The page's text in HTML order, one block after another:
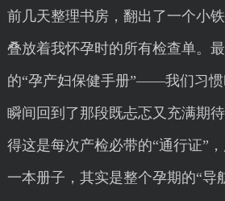
前几天整理书房，翻出了一个小
叠放着我怀孕时的所有检查单。
的“孕产妇保健手册”——我们习
瞬间回到了那段既忐忑又充满期
得这是每次产检必带的“通行证”
一本册子，其实是整个孕期的“导